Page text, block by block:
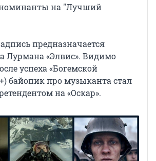
на "Лучший
предназначается
Лурмана «Элвис». Видимо
успеха «Богемской
байопик про музыканта стал
на «Оскар».